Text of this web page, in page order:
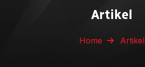
Artikel
Home Artikel